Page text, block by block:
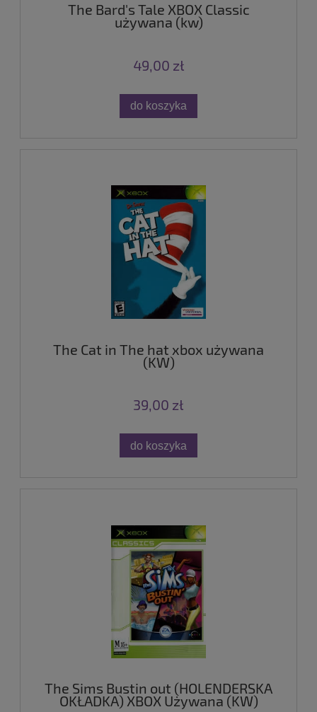
The Bard's Tale XBOX Classic
używana (kw)
49,00 zł
do koszyka
The Cat in The hat xbox używana
(KW)
39,00 zł
do koszyka
The Sims Bustin out (HOLENDERSKA
OKŁADKA) XBOX Używana (KW)